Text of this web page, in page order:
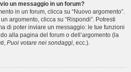
un messaggio in un forum?
in un forum, clicca su “Nuovo argomento”.
argomento, clicca su “Rispondi”. Potresti
di poter inviare un messaggio: le tue funzioni
alla pagina del forum o dell’argomento (la
, Puoi votare nei sondaggi, ecc.).